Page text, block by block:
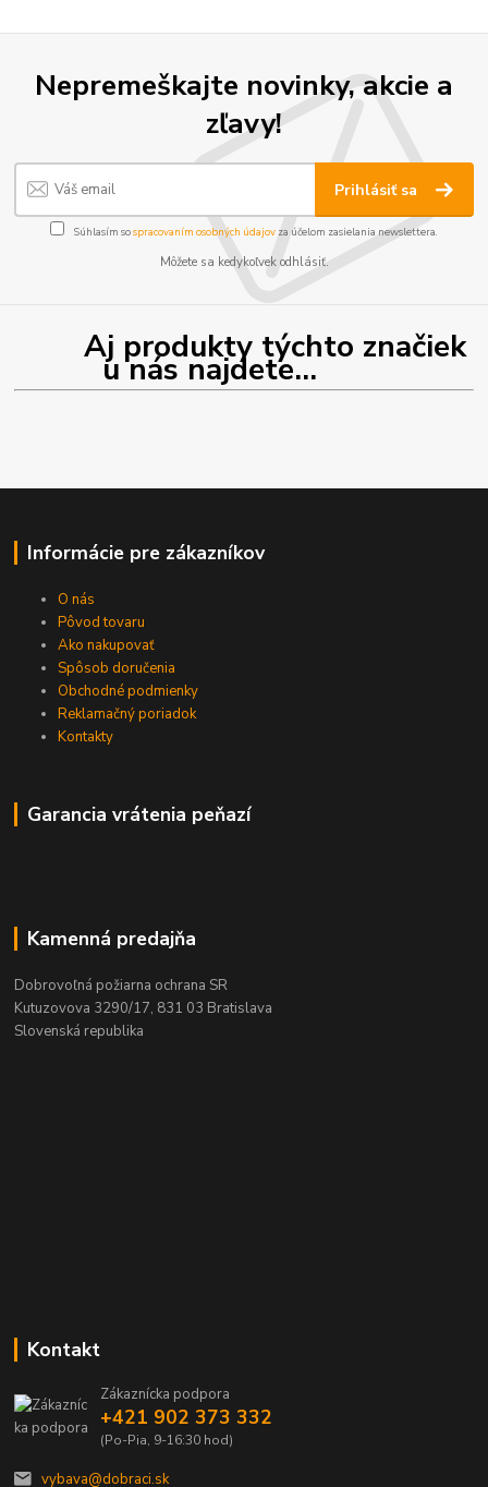
Nepremeškajte novinky, akcie a
zľavy!
Prihlásiť sa
Súhlasím sospracovaním osobných údajov za účelom zasielania newslettera.
Môžete sa kedykoľvek odhlásiť.
Aj produkty týchto značiek
u nás najdete...
Informácie pre zákazníkov
O nás
Pôvod tovaru
Ako nakupovať
Spôsob doručenia
Obchodné podmienky
Reklamačný poriadok
Kontakty
Garancia vrátenia peňazí
Kamenná predajňa
Dobrovoľná požiarna ochrana SR
Kutuzovova 3290/17, 831 03 Bratislava
Slovenská republika
Kontakt
Zákaznícka podpora
+421 902 373 332
(Po-Pia, 9-16:30 hod)
vybava@dobraci.sk